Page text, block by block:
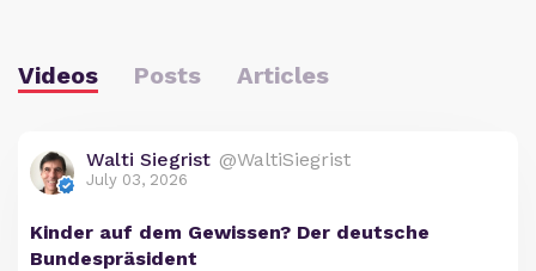
Videos Posts Articles
Walti Siegrist @WaltiSiegrist
July 03, 2026
Kinder auf dem Gewissen? Der deutsche
Bundespräsident